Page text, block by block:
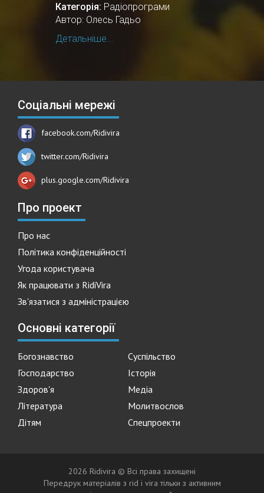
Категорія: Радіопрограми
Автор: Олесь Гадьо
Детальніше...
Соціальні мережі
facebook.com/Ridivira
twitter.com/Ridivira
plus.google.com/Ridivira
Про проект
Про нас
Політика конфіденційності
Угода користувача
Як працювати з RidiVira
Зв'язатися з адміністрацією
Основні категорії
Богознавство
Суспільство
Господарство
Історія
Здоров'я
Медіа
Література
Молитвослов
Дітям
Спецпроекти
2026 Ridivira © Всі права захищені
Передрук матеріалів з rid i vira тільки з активним